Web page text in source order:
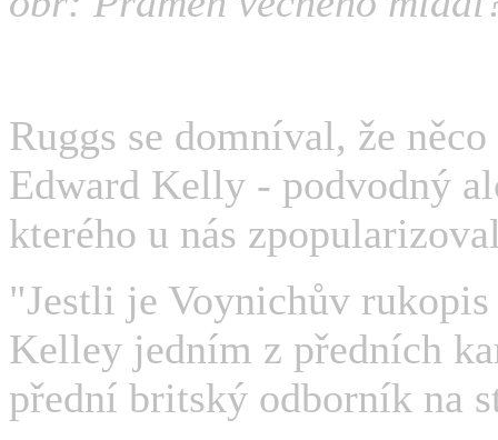
Ruggs se domníval, že
Edward Kelly - podvodný
kterého u nás
"Jestli je Voynichův
Kelley jedním z předních
přední britský odborník na